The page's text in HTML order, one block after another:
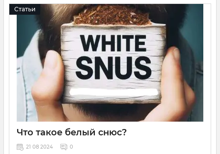
Статьи
Что такое белый снюс?
21 08 2024 0